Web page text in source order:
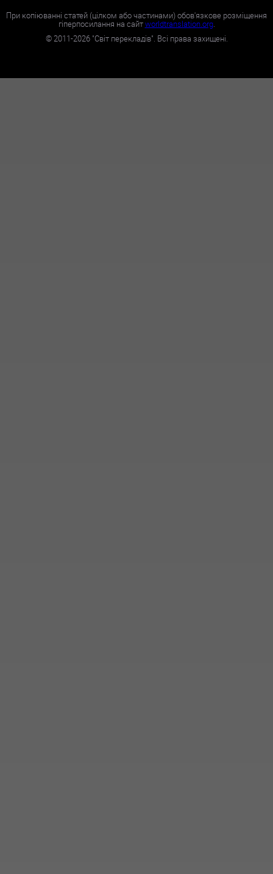
При копіюванні статей (цілком або частинами) обов'язкове розміщення
гіперпосилання на сайтworldtranslation.org.
©2011-2026"Світ перекладів". Всі права захищені.